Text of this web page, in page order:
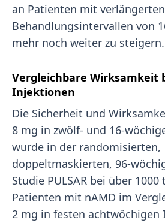
an Patienten mit verlängerten
Behandlungsintervallen von
mehr noch weiter zu steigern.
Vergleichbare Wirksamkeit
Injektionen
Die Sicherheit und
8 mg in zwölf- und 16-
wurde in der randomisierten,
doppeltmaskierten, 96-
Studie PULSAR bei über
Patienten mit nAMD im
2 mg in festen achtwöchigen